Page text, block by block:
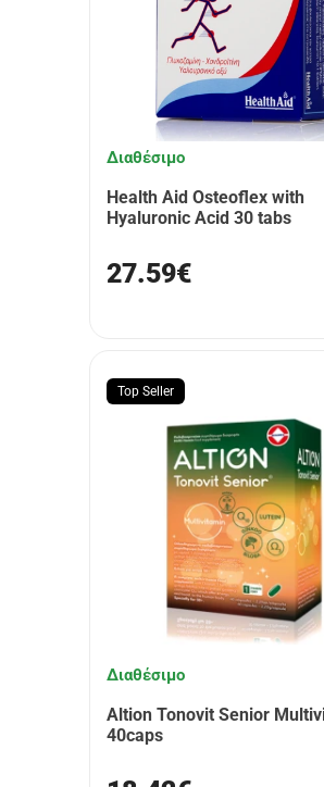
Διαθέσιμο
Health Aid Osteoflex with
Hyaluronic Acid 30 tabs
27.59€
Top Seller
Διαθέσιμο
Altion Tonovit Senior
40caps